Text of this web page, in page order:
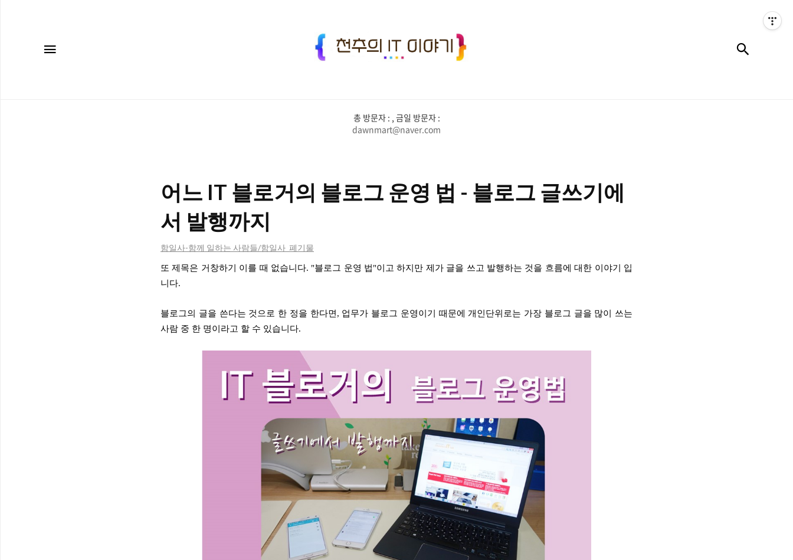
천
추
IT
이
기
총 방문자 : , 금일 방문자 :
dawnmart@naver.com
어느 IT 블로거의 블로그 운영 법 - 블로그 글쓰기에
서 발행까지
함일사-함께 일하는 사람들/함일사_폐기물
또 제목은 거창하기 이를 때 없습니다. "블로그 운영 법"이고 하지만 제가 글을 쓰고 발행하는 것을 흐름에 대한 이야기 입
니다.
블로그의 글을 쓴다는 것으로 한 정을 한다면, 업무가 블로그 운영이기 때문에 개인단위로는 가장 블로그 글을 많이 쓰는
사람 중 한 명이라고 할 수 있습니다.